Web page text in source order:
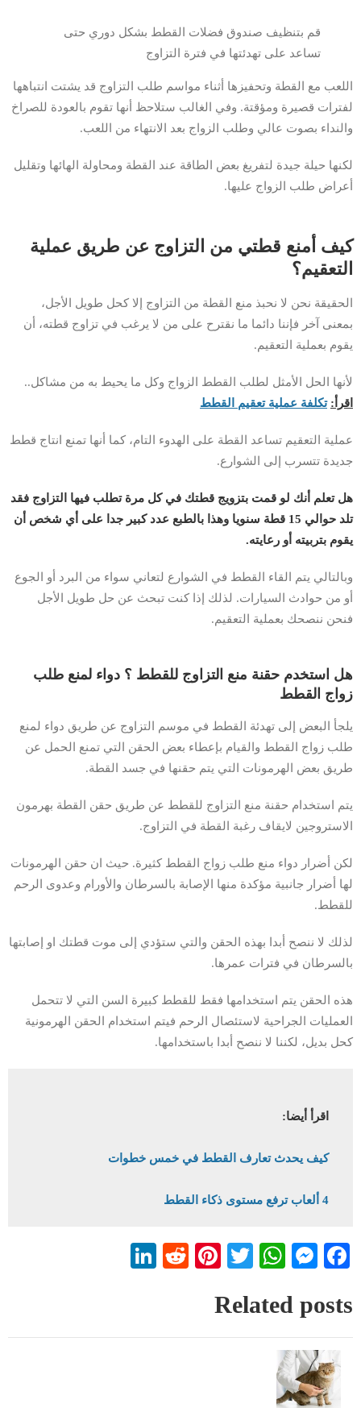
قم بتنظيف صندوق فضلات القطط بشكل دوري حتى
تساعد على تهدئتها في فترة التزاوج
اللعب مع القطة وتحفيزها أثناء مواسم طلب التزاوج قد يشتت انتباهها
لفترات قصيرة ومؤقتة. وفي الغالب ستلاحظ أنها تقوم بالعودة للصراخ
والنداء بصوت عالي وطلب الزواج بعد الانتهاء من اللعب.
لكنها حيلة جيدة لتفريغ بعض الطاقة عند القطة ومحاولة الهائها وتقليل
أعراض طلب الزواج عليها.
كيف أمنع قطتي من التزاوج عن طريق عملية
التعقيم؟
الحقيقة نحن لا نحبذ منع القطة من التزاوج إلا كحل طويل الأجل،
بمعنى آخر فإننا دائما ما نقترح على من لا يرغب في تزاوج قطته، أن
يقوم بعملية التعقيم.
لأنها الحل الأمثل لطلب القطط الزواج وكل ما يحيط به من مشاكل..
اقرأ: تكلفة عملية تعقيم القطط
عملية التعقيم تساعد القطة على الهدوء التام، كما أنها تمنع انتاج قطط
جديدة تتسرب إلى الشوارع.
هل تعلم أنك لو قمت بتزويج قطتك في كل مرة تطلب فيها التزاوج فقد
تلد حوالي 15 قطة سنويا وهذا بالطبع عدد كبير جدا على أي شخص أن
يقوم بتربيته أو رعايته.
وبالتالي يتم القاء القطط في الشوارع لتعاني سواء من البرد أو الجوع
أو من حوادث السيارات. لذلك إذا كنت تبحث عن حل طويل الأجل
فنحن ننصحك بعملية التعقيم.
هل استخدم حقنة منع التزاوج للقطط ؟ دواء لمنع طلب
زواج القطط
يلجأ البعض إلى تهدئة القطط في موسم التزاوج عن طريق دواء لمنع
طلب زواج القطط والقيام بإعطاء بعض الحقن التي تمنع الحمل عن
طريق بعض الهرمونات التي يتم حقنها في جسد القطة.
يتم استخدام حقنة منع التزاوج للقطط عن طريق حقن القطة بهرمون
الاستروجين لايقاف رغبة القطة في التزاوج.
لكن أضرار دواء منع طلب زواج القطط كثيرة. حيث ان حقن الهرمونات
لها أضرار جانبية مؤكدة منها الإصابة بالسرطان والأورام وعدوى الرحم
للقطط.
لذلك لا ننصح أبدا بهذه الحقن والتي ستؤدي إلى موت قطتك او إصابتها
بالسرطان في فترات عمرها.
هذه الحقن يتم استخدامها فقط للقطط كبيرة السن التي لا تتحمل
العمليات الجراحية لاستئصال الرحم فيتم استخدام الحقن الهرمونية
كحل بديل، لكننا لا ننصح أبدا باستخدامها.
اقرأ أيضا:
كيف يحدث تعارف القطط في خمس خطوات
4 ألعاب ترفع مستوى ذكاء القطط
Facebook
Messenger
WhatsApp
Twitter
Pinterest
Reddit
Related posts